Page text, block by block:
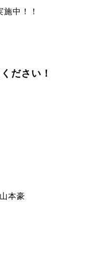
中！！
ださい！
本豪